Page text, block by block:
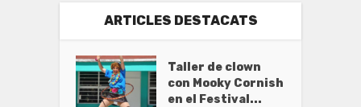
ARTICLES DESTACATS
Taller de clown
con Mooky Cornish
en el Festival...